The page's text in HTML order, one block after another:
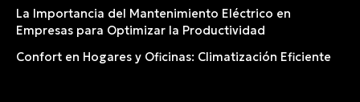
La Importancia del Mantenimiento Eléctrico en
Empresas para Optimizar la Productividad
Confort en Hogares y Oficinas: Climatización Eficiente